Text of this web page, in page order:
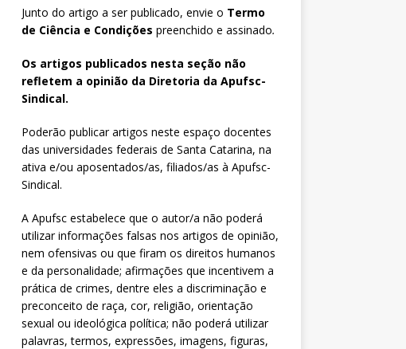
Junto do artigo a ser publicado, envie o Termo
de Ciência e Condições preenchido e assinado.
Os artigos publicados nesta seção não
refletem a opinião da Diretoria da Apufsc-
Sindical.
Poderão publicar artigos neste espaço docentes
das universidades federais de Santa Catarina, na
ativa e/ou aposentados/as, filiados/as à Apufsc-
Sindical.
A Apufsc estabelece que o autor/a não poderá
utilizar informações falsas nos artigos de opinião,
nem ofensivas ou que firam os direitos humanos
e da personalidade; afirmações que incentivem a
prática de crimes, dentre eles a discriminação e
preconceito de raça, cor, religião, orientação
sexual ou ideológica política; não poderá utilizar
palavras, termos, expressões, imagens, figuras,